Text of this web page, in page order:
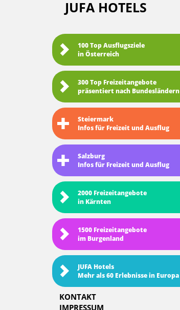
JUFA HOTELS
100 Top Ausflugsziele
in Österreich
300 Top Freizeitangebote
präsentiert nach Bundesländern
Steiermark
Infos für Freizeit und Ausflug
Salzburg
Infos für Freizeit und Ausflug
2000 Freizeitangebote
in Kärnten
1500 Freizeitangebote
im Burgenland
JUFA Hotels
Mehr als 60 Erlebnisse in Europa
KONTAKT
IMPRESSUM